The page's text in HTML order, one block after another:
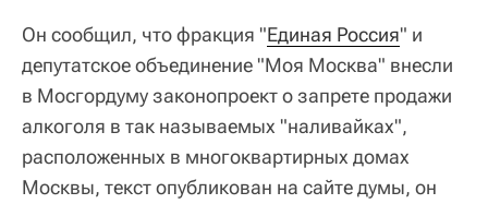
Он сообщил, что фракция "Единая Россия" и
депутатское объединение "Моя Москва" внесли
в Мосгордуму законопроект о запрете продажи
алкоголя в так называемых "наливайках",
расположенных в многоквартирных домах
Москвы, текст опубликован на сайте думы, он